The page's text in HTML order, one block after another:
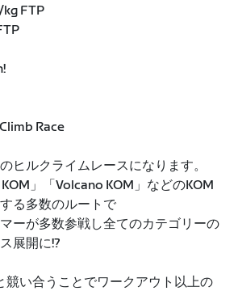
kg FTP
Race
ヒルクライムレースになります。
」「Volcano KOM」などのKOM
る多数のルートで
ーが多数参戦し全てのカテゴリーの
展開に!?
い合うことでワークアウト以上の